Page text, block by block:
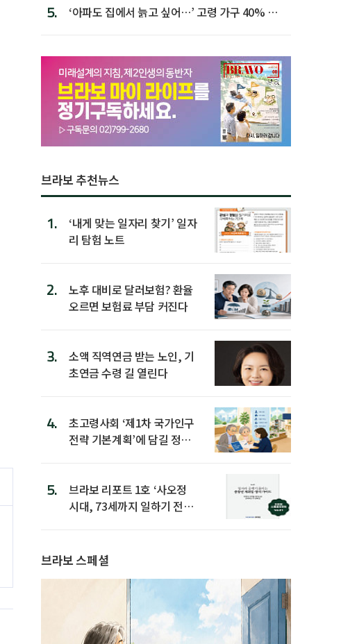
5.
‘아파도 집에서 늙고 싶어…’ 고령 가구 40% 노
브라보 추천뉴스
1.
‘내게 맞는 일자리 찾기’ 일자
리 탐험 노트
2.
노후 대비로 달러보험? 환율
오르면 보험료 부담 커진다
3.
소액 직역연금 받는 노인, 기
초연금 수령 길 열린다
4.
초고령사회 ‘제1차 국가인구
전략 기본계획’에 담길 정책
5.
브라보 리포트 1호 ‘사오정
시대, 73세까지 일하기 전략’
브라보 스페셜